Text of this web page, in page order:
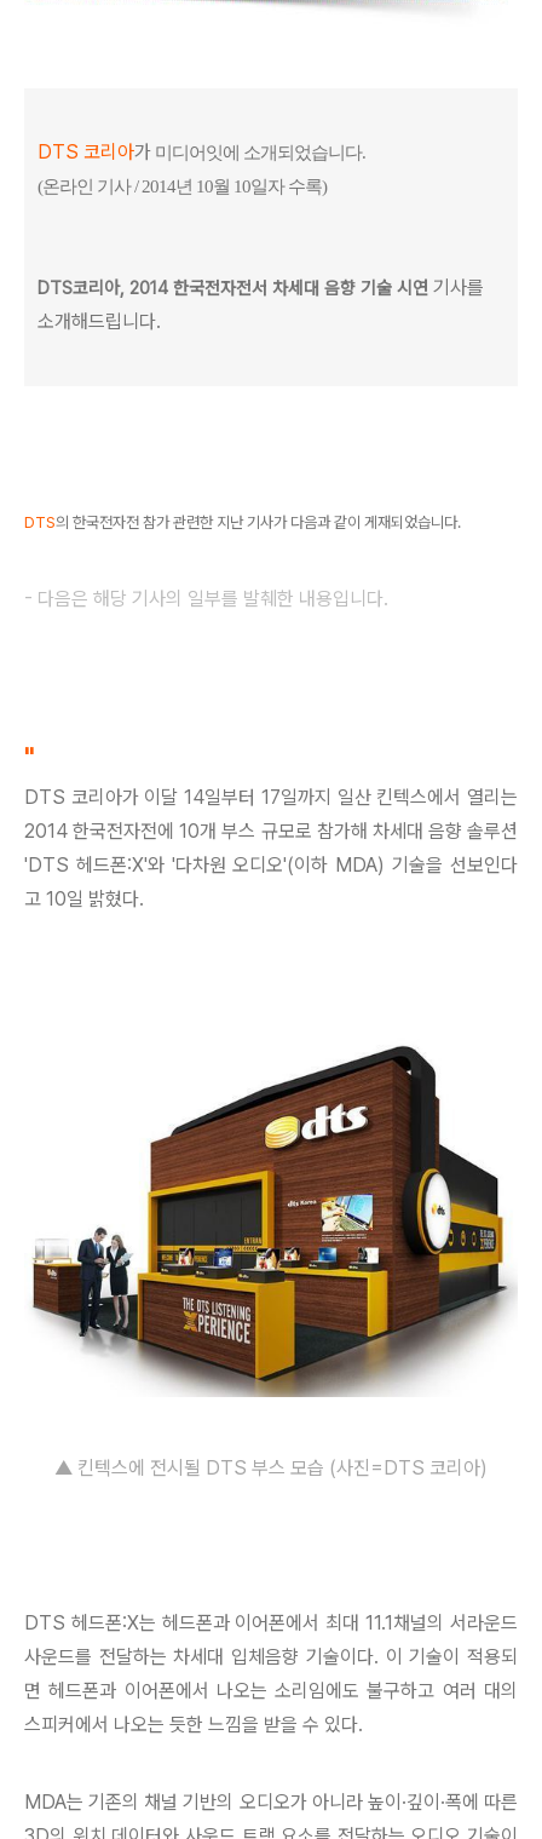
DTS 코리아가 미디어잇에 소개되었습니다.
(온라인 기사 / 2014년 10월 10일자 수록)
DTS코리아, 2014 한국전자전서 차세대 음향 기술 시연 기사를
소개해드립니다.
DTS의 한국전자전 참가 관련한 지난 기사가 다음과 같이 게재되었습니다.
- 다음은 해당 기사의 일부를 발췌한 내용입니다.
"
DTS 코리아가 이달 14일부터 17일까지 일산 킨텍스에서 열리는
2014 한국전자전에 10개 부스 규모로 참가해 차세대 음향 솔루션
'DTS 헤드폰:X'와 '다차원 오디오'(이하 MDA) 기술을 선보인다
고 10일 밝혔다.
▲ 킨텍스에 전시될 DTS 부스 모습 (사진=DTS 코리아)
DTS 헤드폰:X는 헤드폰과 이어폰에서 최대 11.1채널의 서라운드
사운드를 전달하는 차세대 입체음향 기술이다. 이 기술이 적용되
면 헤드폰과 이어폰에서 나오는 소리임에도 불구하고 여러 대의
스피커에서 나오는 듯한 느낌을 받을 수 있다.
MDA는 기존의 채널 기반의 오디오가 아니라 높이·깊이·폭에 따른